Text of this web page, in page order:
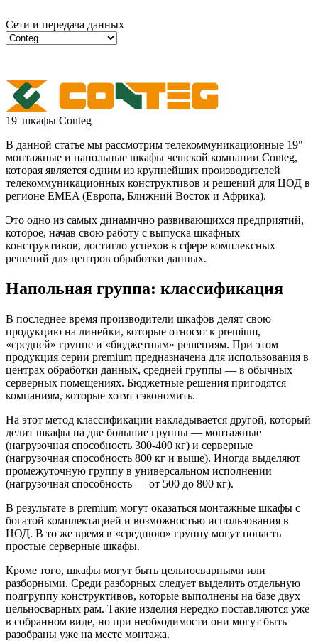
Сети и передача данных
19' шкафы Conteg
В данной статье мы рассмотрим телекоммуникационные 19"
монтажные и напольные шкафы чешской компании Conteg,
которая является одним из крупнейших производителей
телекоммуникационных конструктивов и решений для ЦОД в
регионе EMEA (Европа, Ближний Восток и Африка).
Это одно из самых динамично развивающихся предприятий,
которое, начав свою работу с выпуска шкафных
конструктивов, достигло успехов в сфере комплексных
решений для центров обработки данных.
Напольная группа: классификация
В последнее время производители шкафов делят свою
продукцию на линейки, которые относят к premium,
«средней» группе и «бюджетным» решениям. При этом
продукция серии premium предназначена для использования в
центрах обработки данных, средней группы — в обычных
серверных помещениях. Бюджетные решения пригодятся
компаниям, которые хотят сэкономить.
На этот метод классификации накладывается другой, который
делит шкафы на две большие группы — монтажные
(нагрузочная способность 300-400 кг) и серверные
(нагрузочная способность 800 кг и выше). Иногда выделяют
промежуточную группу в универсальном исполнении
(нагрузочная способность — от 500 до 800 кг).
В результате в premium могут оказаться монтажные шкафы с
богатой комплектацией и возможностью использования в
ЦОД. В то же время в «среднюю» группу могут попасть
простые серверные шкафы.
Кроме того, шкафы могут быть цельносварными или
разборными. Среди разборных следует выделить отдельную
подгруппу конструктивов, которые выполнены на базе двух
цельносварных рам. Такие изделия нередко поставляются уже
в собранном виде, но при необходимости они могут быть
разобраны уже на месте монтажа.